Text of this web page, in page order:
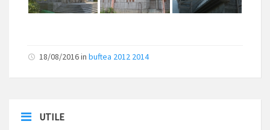
18/08/2016in buftea 2012 2014
UTILE